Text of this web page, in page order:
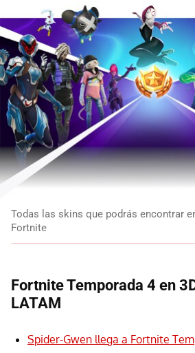
Todas las skins que podrás encontrar
Fortnite
Fortnite Temporada 4 en
LATAM
Spider-Gwen llega a Fortnite